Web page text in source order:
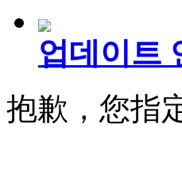
업데이트
抱歉，您指